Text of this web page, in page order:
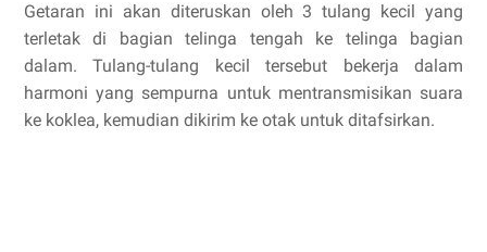
Getaran ini akan diteruskan oleh 3 tulang kecil yang
terletak di bagian telinga tengah ke telinga bagian
dalam. Tulang-tulang kecil tersebut bekerja dalam
harmoni yang sempurna untuk mentransmisikan suara
ke koklea, kemudian dikirim ke otak untuk ditafsirkan.